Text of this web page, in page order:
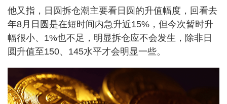
他又指，日圆拆仓潮主要看日圆的升值幅度，回看去
年8月日圆是在短时间内急升近15%，但今次暂时升
幅很小、1%也不足，明显拆仓应不会发生，除非日
圆升值至150、145水平才会明显一些。